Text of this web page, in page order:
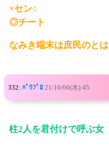
×セン○
◎チート
なみき端末は庶民のと
332: ﾊﾟﾜﾌﾟﾛ 21/10/06(水):45
柱2人を君付けで呼ぶ女